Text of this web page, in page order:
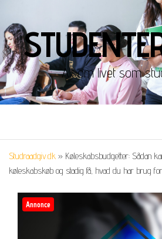
Alt om livet som
Studraadgiv.dk » Køleskabsbudgetter: Sådan
køleskabskøb og stadig få, hvad du har brug for
Annonce